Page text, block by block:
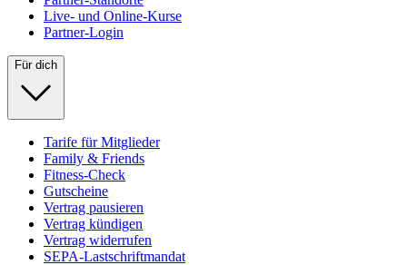
Live- und Online-Kurse
Partner-Login
Für dich
Tarife für Mitglieder
Family & Friends
Fitness-Check
Gutscheine
Vertrag pausieren
Vertrag kündigen
Vertrag widerrufen
SEPA-Lastschriftmandat